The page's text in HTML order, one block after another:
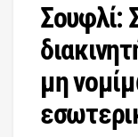
Σουφλί:
μη